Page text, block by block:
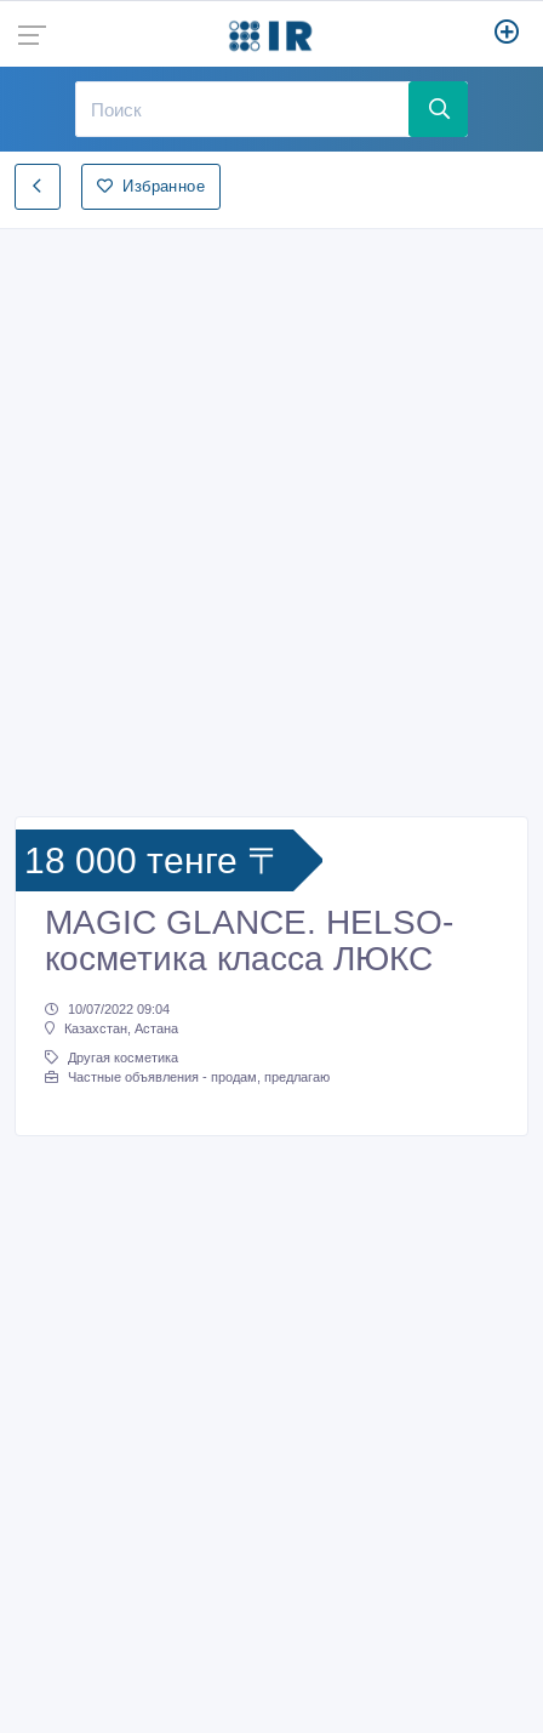
Избранное
18 000 тенге 〒
MAGIC GLANCE. HELSO-
косметика класса ЛЮКС
10/07/2022 09:04
Казахстан, Астана
Другая косметика
Частные объявления - продам, предлагаю